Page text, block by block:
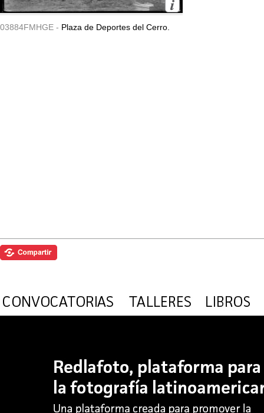
03884FMHGE - Plaza de Deportes del Cerro.